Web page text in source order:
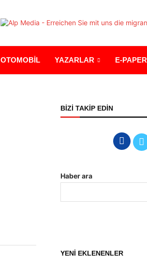
OTOMOBİL YAZARLAR E-PAPER
BİZİ TAKİP EDİN
Haber ara
YENİ EKLENENLER